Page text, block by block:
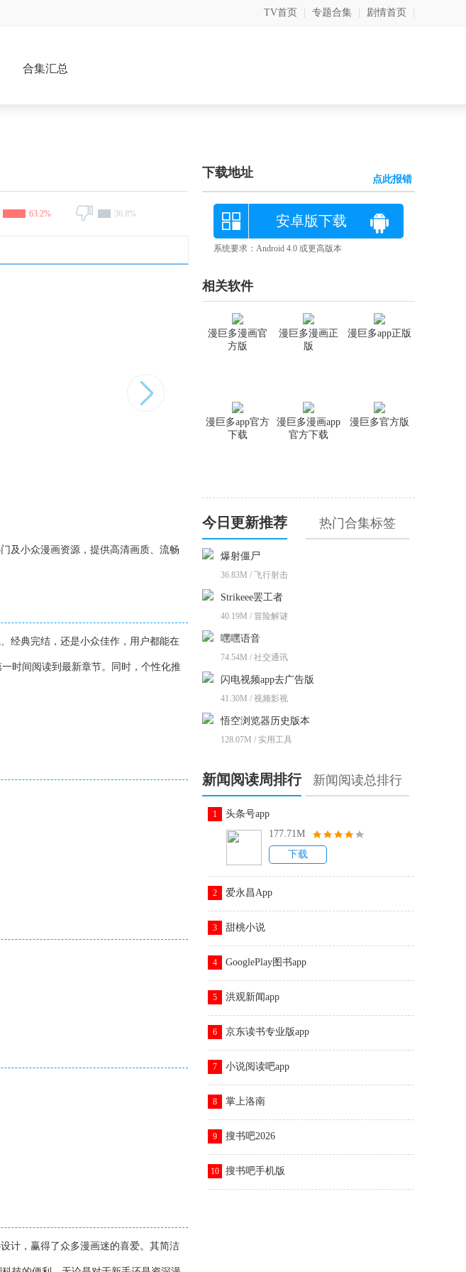
TV首页 专题合集 剧情首页
合集汇总
63.2% 36.8%
及小众漫画资源，提供高清画质、流畅
经典完结，还是小众佳作，用户都能在
时间阅读到最新章节。同时，个性化推
计，赢得了众多漫画迷的喜爱。其简洁
下载地址 点此报错
安卓版下载
系统要求：Android 4.0 或更高版本
相关软件
漫巨多app正版
漫巨多漫画正
版
漫巨多漫画官
方版
漫巨多官方版
漫巨多漫画app
官方下载
漫巨多app官方
下载
今日更新推荐 热门合集标签
爆射僵尸
36.83M / 飞行射击
Strikeee罢工者
40.19M / 冒险解谜
嘿嘿语音
74.54M / 社交通讯
闪电视频app去广告版
41.30M / 视频影视
悟空浏览器历史版本
128.07M / 实用工具
新闻阅读周排行 新闻阅读总排行
1
头条号app
177.71M
下载
2 爱永昌App
3 甜桃小说
4 GooglePlay图书app
5 洪观新闻app
6 京东读书专业版app
7 小说阅读吧app
8 掌上洛南
9 搜书吧2026
10 搜书吧手机版